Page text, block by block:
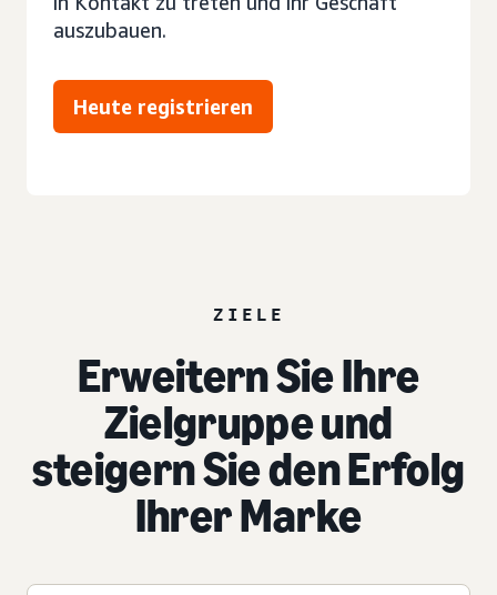
auszubauen.
Heute registrieren
ZIELE
Erweitern Sie Ihre
Zielgruppe und
steigern Sie den Erfolg
Ihrer Marke